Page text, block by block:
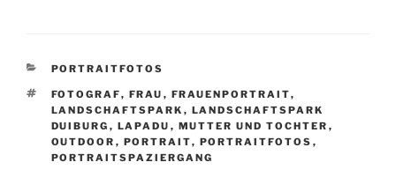
KATEGORIEN
PORTRAITFOTOS
SCHLAGWÖRTER
FOTOGRAF, FRAU , FRAUENPORTRAIT,
LANDSCHAFTSPARK , LANDSCHAFTSPARK
DUIBURG , LAPADU , MUTTER UND TOCHTER ,
OUTDOOR , PORTRAIT, PORTRAITFOTOS ,
PORTRAITSPAZIERGANG